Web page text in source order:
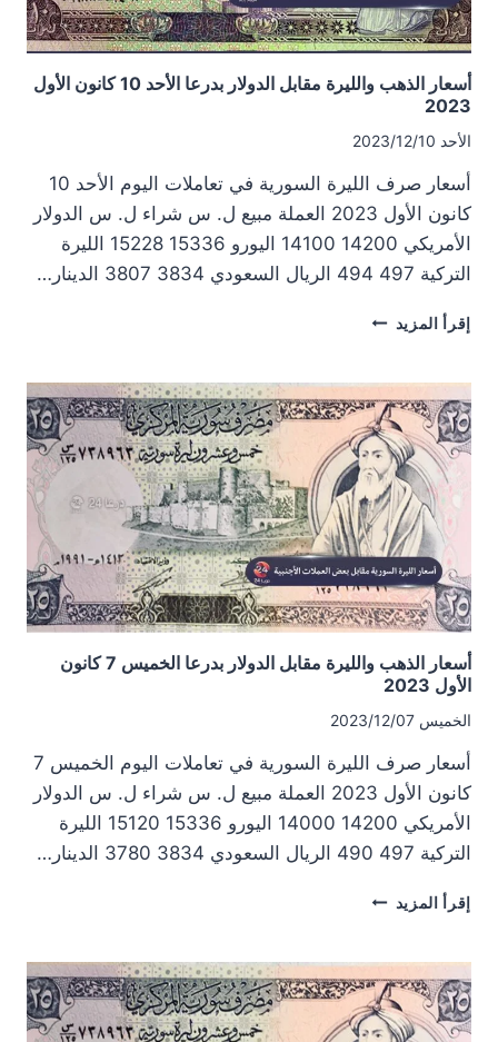
أسعار الذهب والليرة مقابل الدولار بدرعا الأحد 10 كانون الأول
2023
الأحد 2023/12/10
أسعار صرف الليرة السورية في تعاملات اليوم الأحد 10
كانون الأول 2023 العملة مبيع ل. س شراء ل. س الدولار
الأمريكي 14200 14100 اليورو 15336 15228 الليرة
التركية 497 494 الريال السعودي 3834 3807 الدينار…
إقرأ المزيد أسعار
مقابل
الدولار
بدرعا
الأحد
10
كانون
الأول
2023
أسعار الذهب والليرة مقابل الدولار بدرعا الخميس 7 كانون
الأول 2023
الخميس 2023/12/07
أسعار صرف الليرة السورية في تعاملات اليوم الخميس 7
كانون الأول 2023 العملة مبيع ل. س شراء ل. س الدولار
الأمريكي 14200 14000 اليورو 15336 15120 الليرة
التركية 497 490 الريال السعودي 3834 3780 الدينار…
إقرأ المزيد أسعار
مقابل
الدولار
بدرعا
الخميس